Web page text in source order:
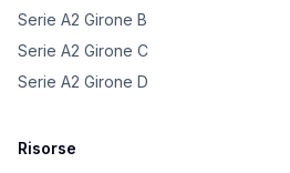
Serie A2 Girone B
Serie A2 Girone C
Serie A2 Girone D
Risorse